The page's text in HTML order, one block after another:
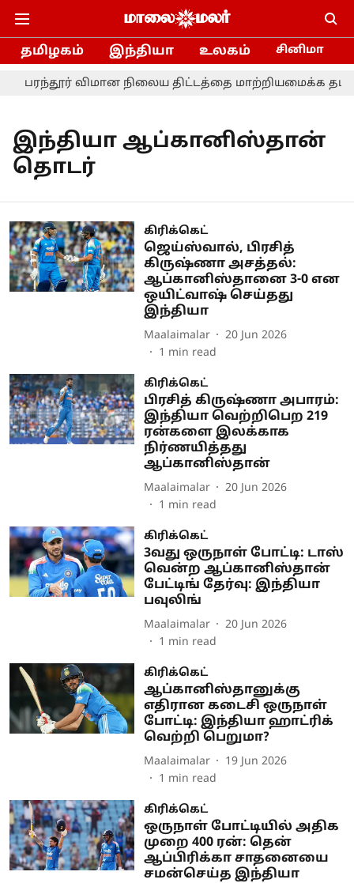
தமிழகம் இந்தியா உலகம் சினிமா
பரந்தூர் விமான நிலைய திட்டத்தை மாற்றியமைக்க
இந்தியா ஆப்கானிஸ்தான்
தொடர்
கிரிக்கெட்
ஜெய்ஸ்வால், பிரசித்
கிருஷ்ணா அசத்தல்:
ஆப்கானிஸ்தானை 3-0 என
ஒயிட்வாஷ் செய்தது
இந்தியா
Maalaimalar
20 Jun 2026
1 min read
கிரிக்கெட்
பிரசித் கிருஷ்ணா அபாரம்:
இந்தியா வெற்றிபெற 219
ரன்களை இலக்காக
நிர்ணயித்தது
ஆப்கானிஸ்தான்
Maalaimalar
20 Jun 2026
1 min read
கிரிக்கெட்
3வது ஒருநாள் போட்டி: டாஸ்
வென்ற ஆப்கானிஸ்தான்
பேட்டிங் தேர்வு: இந்தியா
பவுலிங்
Maalaimalar
20 Jun 2026
1 min read
கிரிக்கெட்
ஆப்கானிஸ்தானுக்கு
எதிரான கடைசி ஒருநாள்
போட்டி: இந்தியா ஹாட்ரிக்
வெற்றி பெறுமா?
Maalaimalar
19 Jun 2026
1 min read
கிரிக்கெட்
ஒருநாள் போட்டியில் அதிக
முறை 400 ரன்: தென்
ஆப்பிரிக்கா சாதனையை
சமன்செய்த இந்தியா